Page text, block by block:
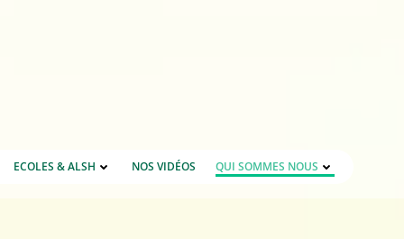
ECOLES & ALSH NOS VIDÉOS QUI SOMMES NOUS